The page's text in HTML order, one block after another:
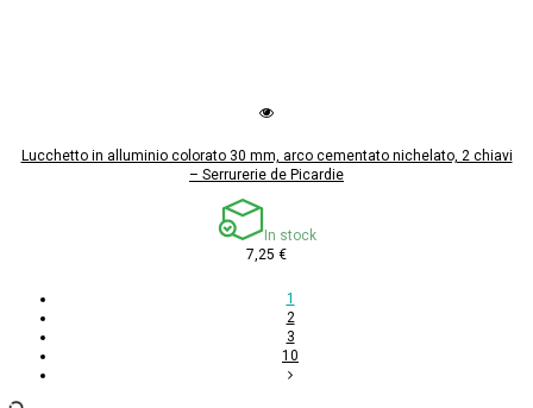
Lucchetto in alluminio colorato 30 mm, arco cementato nichelato, 2 chiavi
– Serrurerie de Picardie
In stock
7,25 €
1
2
3
10